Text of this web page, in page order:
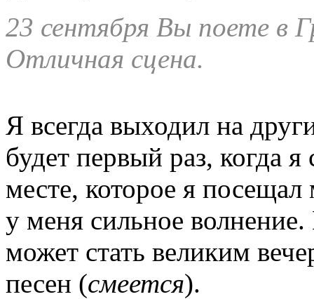
23 сентября Вы поете в
Отличная сцена.
Я всегда выходил на
будет первый раз, когда
месте, которое я посещал
у меня сильное
может стать великим
песен (смеется).